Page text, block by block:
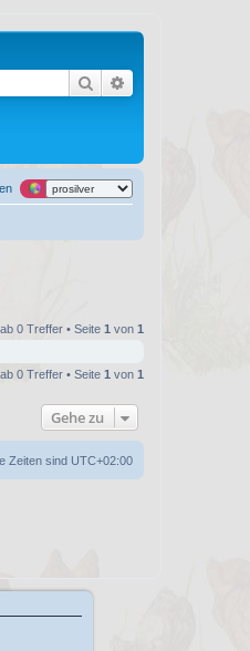
Suche
0 Treffer • Seite 1 von 1
0 Treffer • Seite 1 von 1
Gehe zu
Zeiten sind UTC+02:00